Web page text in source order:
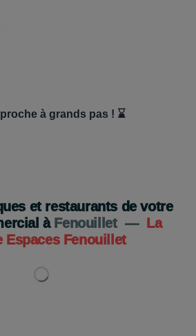
à grands pas ! ⌛
et restaurants de votre
à Fenouillet —
La
Espaces Fenouillet